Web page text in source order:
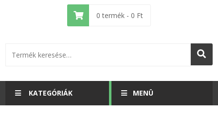
0 termék - 0 Ft
KATEGÓRIÁK MENÜ